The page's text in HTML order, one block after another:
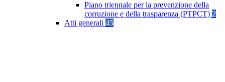
Piano triennale per la prevenzione della
corruzione e della trasparenza (PTPCT) 2
Atti generali 45